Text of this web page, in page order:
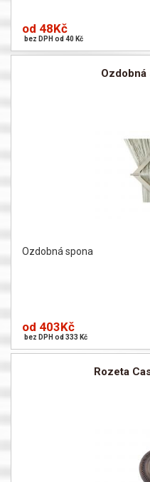
od 48Kč
bez DPH od 40 Kč
Ozdobná
Ozdobná spona
od 403Kč
bez DPH od 333 Kč
Rozeta